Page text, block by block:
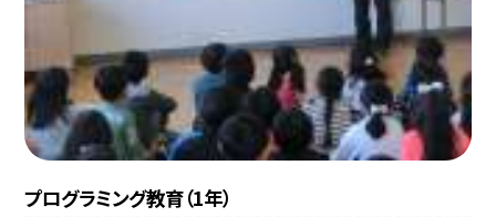
プログラミング教育（1年）